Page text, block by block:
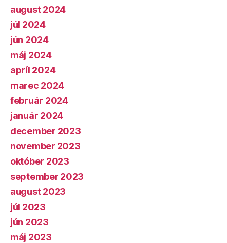
august 2024
júl 2024
jún 2024
máj 2024
apríl 2024
marec 2024
február 2024
január 2024
december 2023
november 2023
október 2023
september 2023
august 2023
júl 2023
jún 2023
máj 2023